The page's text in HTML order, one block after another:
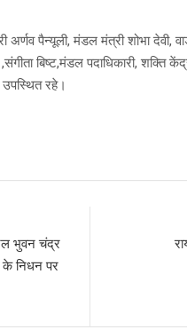
पैन्यूली, मंडल मंत्री शोभा देवी,
,संगीता बिष्ट,मंडल पदाधिकारी,
उपस्थित रहे।
भुवन चंद्र
के निधन पर